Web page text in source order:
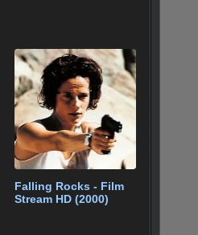
Falling Rocks - Film
Stream HD (2000)